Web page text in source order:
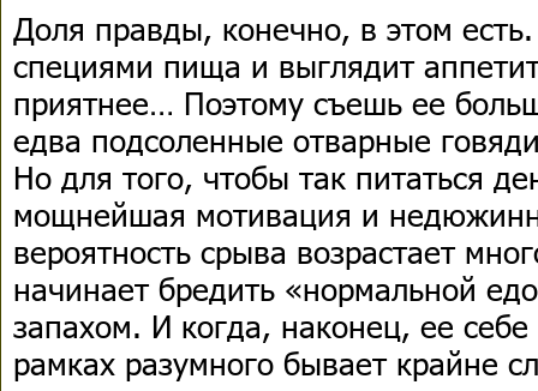
Доля правды, конечно, в этом
специями пища и выглядит
приятнее… Поэтому съешь ее
едва подсоленные отварные
Но для того, чтобы так питаться
мощнейшая мотивация и
вероятность срыва возрастает
начинает бредить «нормальной
запахом. И когда, наконец, ее себе
рамках разумного бывает крайне